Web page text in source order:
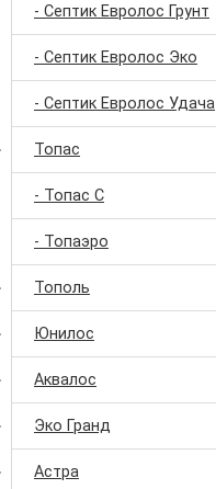
- Септик Евролос Грунт
- Септик Евролос Эко
- Септик Евролос Удача
Топас
- Топас С
- Топаэро
Тополь
Юнилос
Аквалос
Эко Гранд
Астра